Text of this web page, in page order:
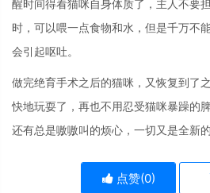
醒时间得看猫咪自身体质了，主人不要
时，可以喂一点食物和水，但是千万不
会引起呕吐。
做完绝育手术之后的猫咪，又恢复到了
快地玩耍了，再也不用忍受猫咪暴躁的
还有总是嗷嗷叫的烦心，一切又是全新的
点赞(0)